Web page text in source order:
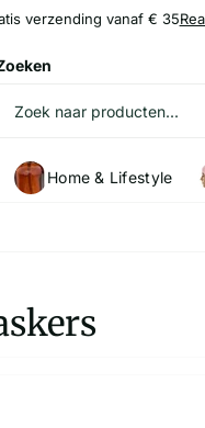
9.2 /10
9.2
verzending vanaf € 35
Home & Lifestyle